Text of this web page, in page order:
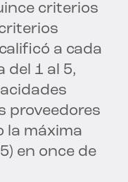
criterios
a cada
del 1 al 5,
proveedores
la máxima
en once de